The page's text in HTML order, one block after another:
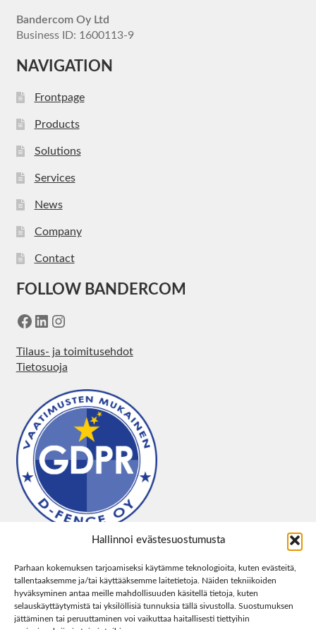
Hallinnoi evästesuostumusta
Parhaan kokemuksen tarjoamiseksi käytämme teknologioita, kuten evästeitä,
tallentaaksemme ja/tai käyttääksemme laitetietoja. Näiden tekniikoiden
hyväksyminen antaa meille mahdollisuuden käsitellä tietoja, kuten
selauskäyttäytymistä tai yksilöllisiä tunnuksia tällä sivustolla. Suostumuksen
jättäminen tai peruuttaminen voi vaikuttaa haitallisesti tiettyihin
Bandercom Oy Ltd
Business ID: 1600113-9
NAVIGATION
Frontpage
Products
Solutions
Services
News
Company
Contact
FOLLOW BANDERCOM
Facebook
LinkedIn
Instagram
Tilaus- ja toimitusehdot
Tietosuoja